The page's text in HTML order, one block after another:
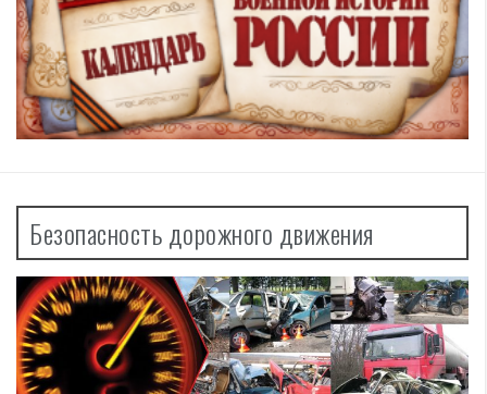
Безопасность дорожного движения